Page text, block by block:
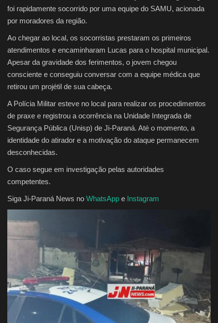
foi rapidamente socorrido por uma equipe do SAMU, acionada
por moradores da região.
Ao chegar ao local, os socorristas prestaram os primeiros
atendimentos e encaminharam Lucas para o hospital municipal.
Apesar da gravidade dos ferimentos, o jovem chegou
consciente e conseguiu conversar com a equipe médica que
retirou um projétil de sua cabeça.
A Polícia Militar esteve no local para realizar os procedimentos
de praxe e registrou a ocorrência na Unidade Integrada de
Segurança Pública (Unisp) de Ji-Paraná. Até o momento, a
identidade do atirador e a motivação do ataque permanecem
desconhecidas.
O caso segue em investigação pelas autoridades
competentes.
Siga Ji-Paraná News no WhatsApp e Instagram